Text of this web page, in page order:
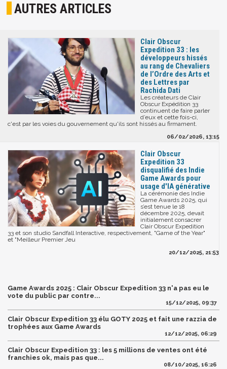
AUTRES ARTICLES
Clair Obscur
Expedition 33 : les
développeurs hissés
au rang de Chevaliers
de l’Ordre des Arts et
des Lettres par
Rachida Dati
Les créateurs de Clair
Obscur Expédition 33
continuent de faire parler
d’eux et cette fois-ci,
c'est par les voies du gouvernement qu'ils sont hissés au firmament.
06/02/2026, 13:15
Clair Obscur
Expedition 33
disqualifié des Indie
Game Awards pour
usage d'IA générative
La cérémonie des Indie
Game Awards 2025, qui
s’est tenue le 18
décembre 2025, devait
initialement consacrer
Clair Obscur Expedition
33 et son studio Sandfall Interactive, respectivement, "Game of the Year"
et "Meilleur Premier Jeu
20/12/2025, 21:53
Game Awards 2025 : Clair Obscur Expedition 33 n'a pas eu le
vote du public par contre...
15/12/2025, 09:37
Clair Obscur Expedition 33 élu GOTY 2025 et fait une razzia de
trophées aux Game Awards
12/12/2025, 06:29
Clair Obscur Expedition 33 : les 5 millions de ventes ont été
franchies ok, mais pas que...
08/10/2025, 16:26